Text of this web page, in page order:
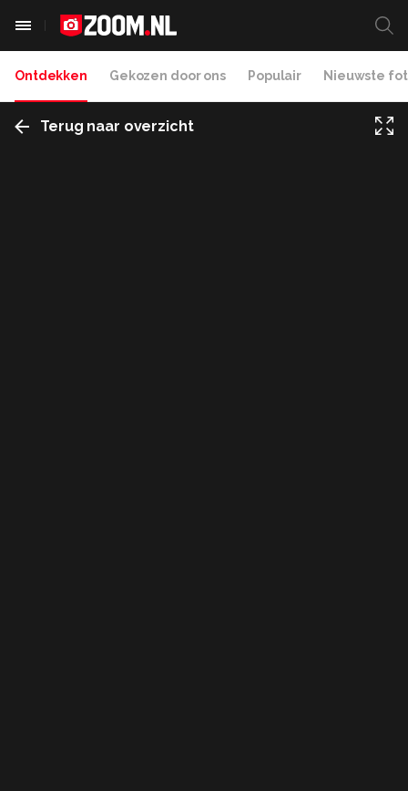
Ontdekken Gekozen door ons Populair Nieuwste
Terug naar overzicht